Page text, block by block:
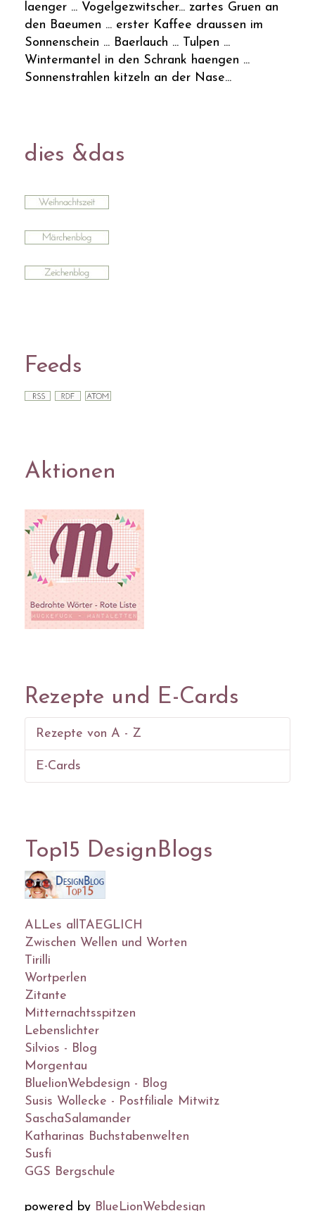
laenger ... Vogelgezwitscher... zartes Gruen an
den Baeumen ... erster Kaffee draussen im
Sonnenschein ... Baerlauch ... Tulpen ...
Wintermantel in den Schrank haengen ...
Sonnenstrahlen kitzeln an der Nase...
dies &das
Feeds
Aktionen
Rezepte und E-Cards
Rezepte von A - Z
E-Cards
Top15 DesignBlogs
ALLes allTAEGLICH
Zwischen Wellen und Worten
Tirilli
Wortperlen
Zitante
Mitternachtsspitzen
Lebenslichter
Silvios - Blog
Morgentau
BluelionWebdesign - Blog
Susis Wollecke - Postfiliale Mitwitz
SaschaSalamander
Katharinas Buchstabenwelten
Susfi
GGS Bergschule
powered by BlueLionWebdesign